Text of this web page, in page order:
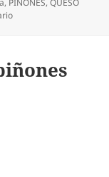
, PIÑONES,QUESO
en Tosta de cecina